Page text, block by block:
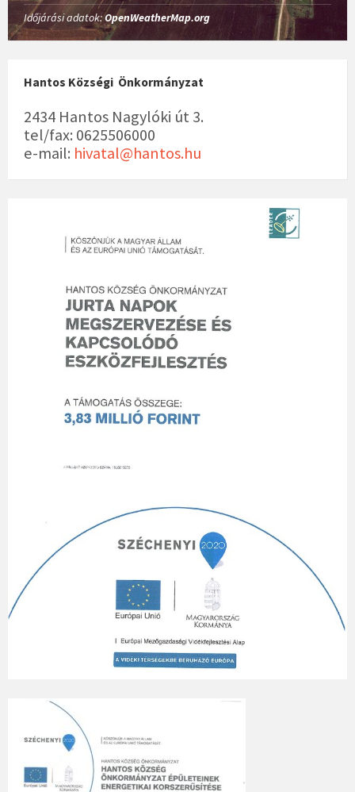
Időjárási adatok:OpenWeatherMap.org
Hantos Községi Önkormányzat
2434 Hantos Nagylóki út 3.
tel/fax: 0625506000
e-mail: hivatal@hantos.hu